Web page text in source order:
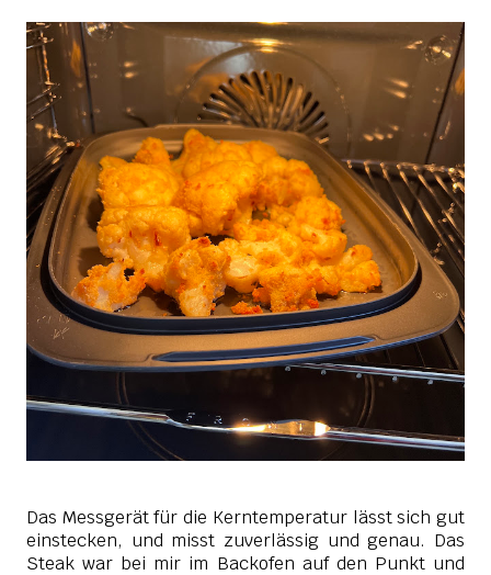
Das Messgerät für die Kerntemperatur lässt sich gut
einstecken, und misst zuverlässig und genau. Das
Steak war bei mir im Backofen auf den Punkt und